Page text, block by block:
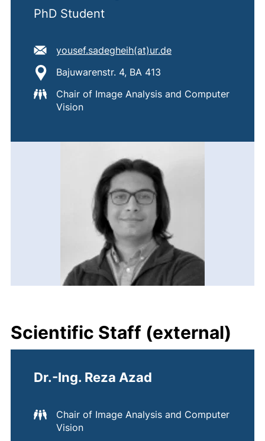
PhD Student
E-Mail Adresse:
yousef.sadegheih​(at)​ur.de(öffnet Ihr E-Mail-
Standort:
Bajuwarenstr. 4, BA 413
Chair of Image Analysis and Computer
Vision
Scientific Staff (external)
Dr.-Ing. Reza Azad
Chair of Image Analysis and Computer
Vision